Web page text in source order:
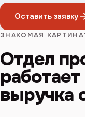
Оставить заявку
ЗНАКОМАЯ
Отдел
выручка